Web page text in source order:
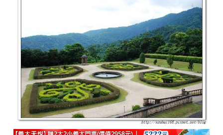
推薦景點
討論區
聯絡我們